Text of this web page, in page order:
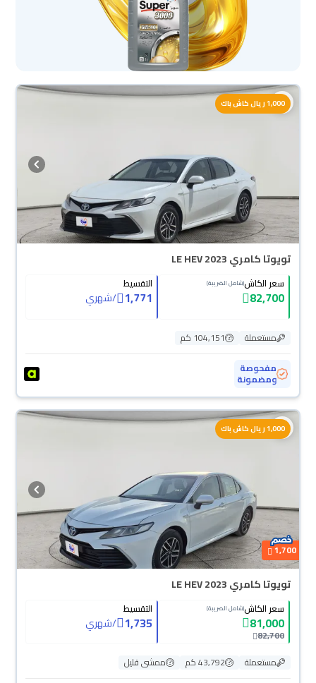
1,000 ريال كاش باك
تويوتا كامري LE HEV 2023
سعر الكاش(شامل الضريبة)
82,700
التقسيط
1,771
/شهري
مستعملة
104,151 كم
مفحوصة
ومضمونة
1,000 ريال كاش باك
1,700
تويوتا كامري LE HEV 2023
سعر الكاش(شامل الضريبة)
81,000
82,700
التقسيط
1,735
/شهري
مستعملة 43,792 كم
ممشى قليل